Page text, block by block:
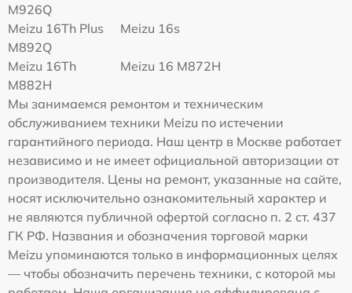
M926Q
Meizu 16Th Plus
M892Q
Meizu 16s
Meizu 16Th
M882H
Meizu 16 M872H
Мы занимаемся ремонтом и техническим
обслуживанием техники Meizu по истечении
гарантийного периода. Наш центр в Москве работает
независимо и не имеет официальной авторизации от
производителя. Цены на ремонт, указанные на сайте,
носят исключительно ознакомительный характер и
не являются публичной офертой согласно п. 2 ст. 437
ГК РФ. Названия и обозначения торговой марки
Meizu упоминаются только в информационных целях
— чтобы обозначить перечень техники, с которой мы